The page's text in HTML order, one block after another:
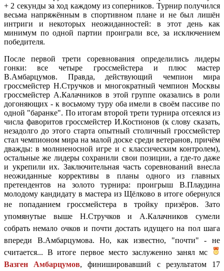
+ 2 секунды за ход каждому из соперников. Турнир получился
весьма напряжённым в спортивном плане и не был лишён
интриги и некоторых неожиданностей: в этот день как
минимум по одной партии проиграли все, за исключением
победителя.
После первой трети соревнования определились лидеры
гонки: все четыре гроссмейстера и плюс мастер
В.Амбарцумов. Правда, действующий чемпион мира
гроссмейстер Н.Стручков и многократный чемпион Москвы
гроссмейстер А.Калачников в этой группе оказались в роли
догоняющих - к восьмому туру оба имели в своём пассиве по
одной "баранке". По итогам второй трети турнира отсеялся из
числа фаворитов гроссмейстер И.Костионов (к слову сказать,
незадолго до этого старта опытный столичный гроссмейстер
стал чемпионом мира на малой доске среди ветеранов, причём
дважды: в молниеносной игре и с классическим контролем),
остальные же лидеры сохранили свои позиции, а где-то даже
и укрепили их. Заключительная часть соревнований внесла
неожиданные коррективы в планы одного из главных
претендентов на золото турнира: проигрыш В.Плаудина
молодому кандидату в мастера из Щёлково в итоге обернулся
не попаданием гроссмейстера в тройку призёров. Зато
упомянутые выше Н.Стручков и А.Калачников сумели
собрать немало очков и почти достать идущего на пол шага
впереди В.Амбарцумова. Но, как известно, "почти" - не
считается... В итоге первое место заслуженно занял мс
Вазген Амбарцумов, финишировавший с результатом 17